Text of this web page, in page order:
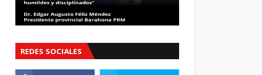
REDES SOCIALES